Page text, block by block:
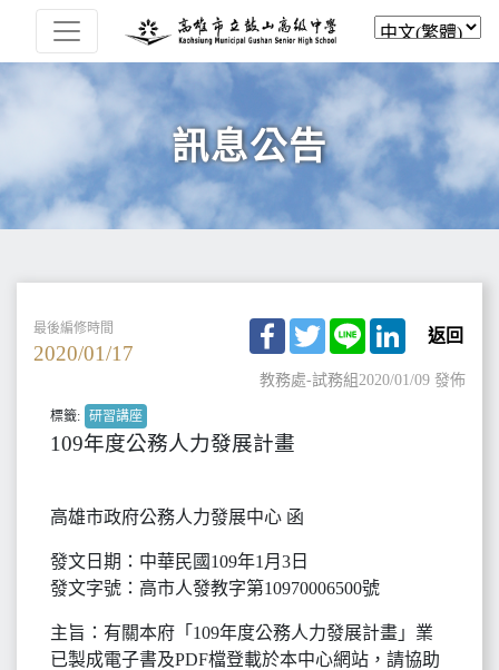
訊息公告
最後編修時間
2020/01/17
Facebook
TwitterLine LinkedIn
返回
教務處-試務組2020/01/09 發佈
標籤: 研習講座
109年度公務人力發展計畫
高雄市政府公務人力發展中心 函
發文日期：中華民國109年1月3日
發文字號：高市人發教字第10970006500號
主旨：有關本府「109年度公務人力發展計畫」業
已製成電子書及PDF檔登載於本中心網站，請協助